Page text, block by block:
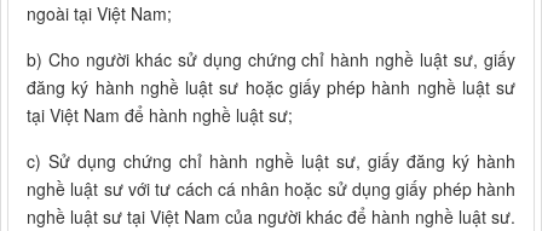
ngoài tại Việt Nam;
b) Cho người khác sử dụng chứng chỉ hành nghề luật sư, giấy
đăng ký hành nghề luật sư hoặc giấy phép hành nghề luật sư
tại Việt Nam để hành nghề luật sư;
c) Sử dụng chứng chỉ hành nghề luật sư, giấy đăng ký hành
nghề luật sư với tư cách cá nhân hoặc sử dụng giấy phép hành
nghề luật sư tại Việt Nam của người khác để hành nghề luật sư.